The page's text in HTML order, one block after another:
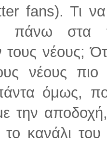
fans). Τι
πάνω
νέους;
νέους πιο
όμως,
την
κανάλι του